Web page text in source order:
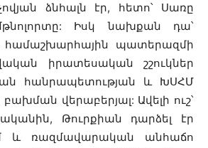
ձնհալն էր, հետո՝ Սառը
Իսկ նախքան դա՝
համաշխարհային պատերազմի
իրատեսական շշուկներ
հանրապետության և ԽՍՀՄ
վերաբերյալ: Ավելի ուշ՝
Թուրքիան դարձել էր
և ռազմավարական անհաճո